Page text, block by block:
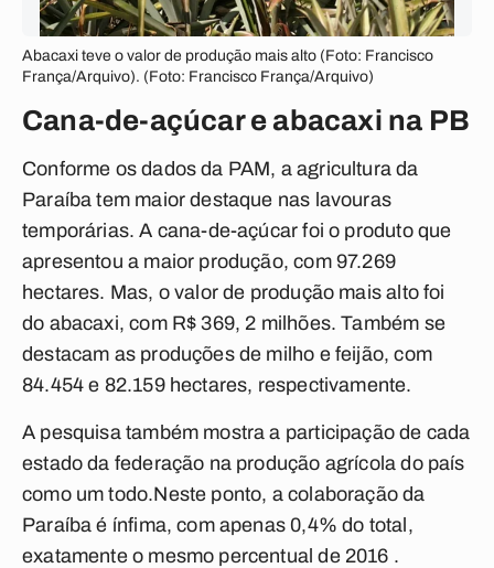
Abacaxi teve o valor de produção mais alto (Foto: Francisco
França/Arquivo). (Foto: Francisco França/Arquivo)
Cana-de-açúcar e abacaxi na PB
Conforme os dados da PAM, a agricultura da
Paraíba tem maior destaque nas lavouras
temporárias. A cana-de-açúcar foi o produto que
apresentou a maior produção, com 97.269
hectares. Mas, o valor de produção mais alto foi
do abacaxi, com R$ 369, 2 milhões. Também se
destacam as produções de milho e feijão, com
84.454 e 82.159 hectares, respectivamente.
A pesquisa também mostra a participação de cada
estado da federação na produção agrícola do país
como um todo.Neste ponto, a colaboração da
Paraíba é ínfima, com apenas 0,4% do total,
exatamente o mesmo percentual de 2016 .